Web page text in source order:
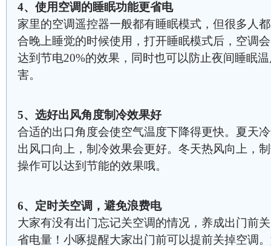
4、使用空调的睡眠功能更省电
家里的空调遥控器一般都有睡眠模式，但很多人
合晚上睡觉的时候使用，打开睡眠模式后，空调
达到节电20%的效果，同时也可以防止夜间睡眠
害。
5、选好出风角度制冷效果好
合适的出口角度会使空气温度下降得更快。夏天
出风口向上，制冷效果会更好。冬天热风向上，
操作可以达到节能的效果哦。
6、定时关空调，避免浪费电
大家有没有出门忘记关空调的情况，养成出门前
省电量！小啄提醒大家出门前可以提前关掉空调